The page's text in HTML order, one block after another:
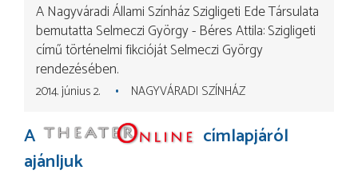
A Nagyváradi Állami Színház Szigligeti Ede Társulata
bemutatta Selmeczi György - Béres Attila: Szigligeti
című történelmi fikcióját Selmeczi György
rendezésében.
2014. június 2. NAGYVÁRADI SZÍNHÁZ
A
címlapjáról
ajánljuk